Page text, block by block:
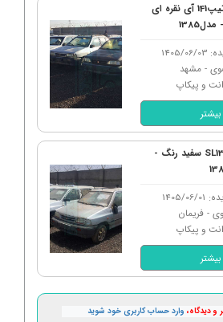
فروش دولتی پراید -تیپ141 آی نقره ای
06/03
- مشهد
و پیکاپ
فروش دولتی پراید SL131 سفید رنگ -
01
- فریمان
و پیکاپ
و دیدگاه، وارد حساب کاربری خود شوید